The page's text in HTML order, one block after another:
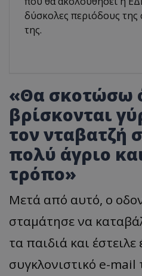
δύσκολες περιόδους της
της.
«Θα σκοτώσω
βρίσκονται
τον νταβατζή
πολύ άγριο
τρόπο»
Μετά από αυτό, ο
σταμάτησε να
τα παιδιά και έστειλε
συγκλονιστικό e-mail